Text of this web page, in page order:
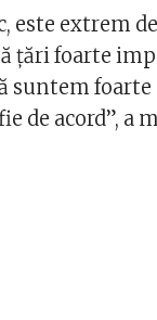
este extrem
ţări foarte
suntem
de acord”, a